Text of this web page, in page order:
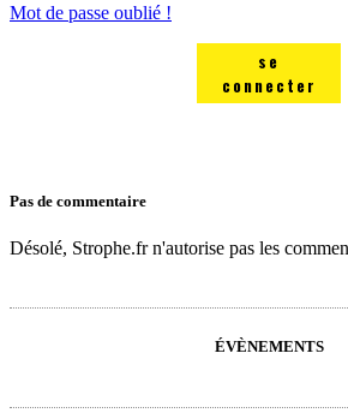
Mot de passe oublié !
se
connecter
Pas de commentaire
Désolé, Strophe.fr n'autorise pas les
ÉVÈNEMENTS